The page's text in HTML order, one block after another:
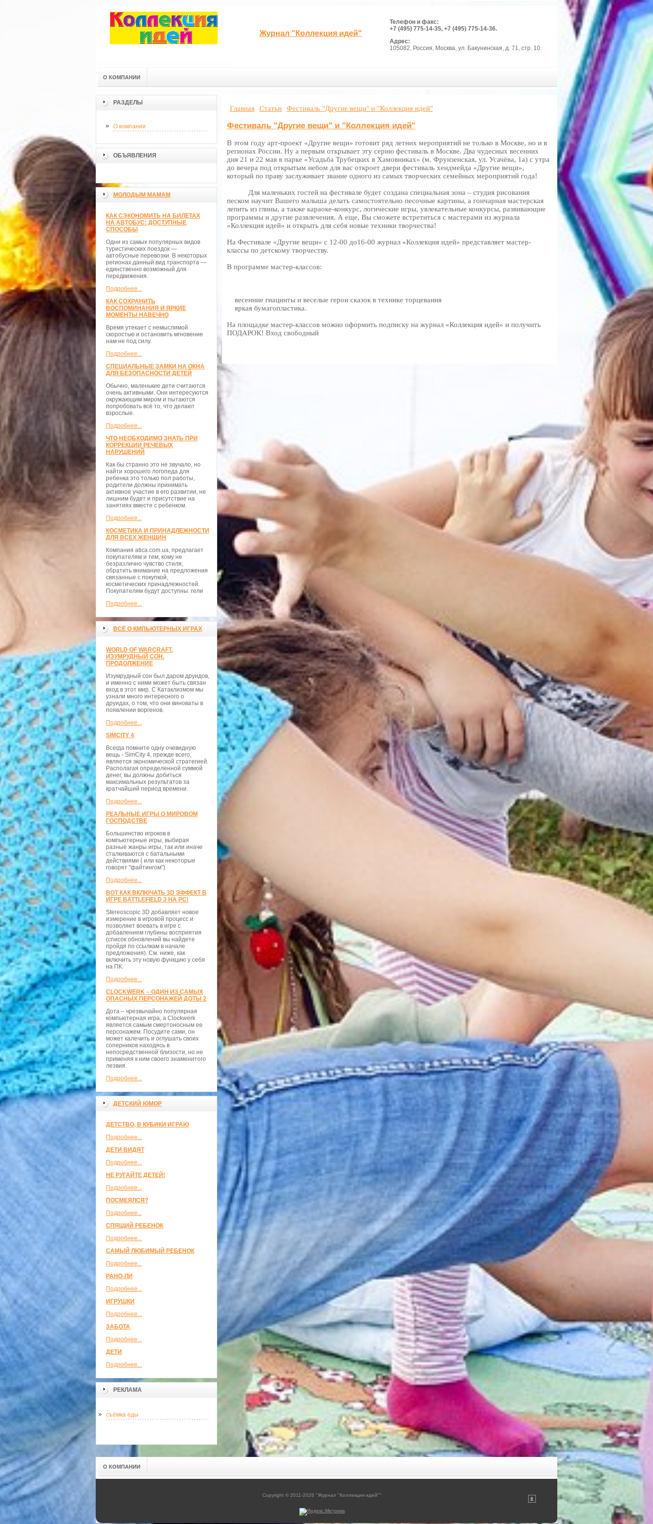
Журнал "Коллекция идей"
Телефон и факс:
+7 (495) 775-14-35, +7 (495) 775-14-36.
Адрес:
105082, Россия, Москва, ул. Бакунинская, д. 71, стр. 10.
О КОМПАНИИ
РАЗДЕЛЫ
О компании
ОБЪЯВЛЕНИЯ
МОЛОДЫМ МАМАМ
КАК СЭКОНОМИТЬ НА БИЛЕТАХ
НА АВТОБУС: ДОСТУПНЫЕ
СПОСОБЫ
Одни из самых популярных видов
туристических поездок —
автобусные перевозки. В некоторых
регионах данный вид транспорта —
единственно возможный для
передвижения.
Подробнее...
КАК СОХРАНИТЬ
ВОСПОМИНАНИЯ И ЯРКИЕ
МОМЕНТЫ НАВЕЧНО
Время утекает с немыслимой
скоростью и остановить мгновение
нам не под силу.
Подробнее...
СПЕЦИАЛЬНЫЕ ЗАМКИ НА ОКНА
ДЛЯ БЕЗОПАСНОСТИ ДЕТЕЙ
Обычно, маленькие дети считаются
очень активными. Они интересуются
окружающим миром и пытаются
попробовать всё то, что делают
взрослые.
Подробнее...
ЧТО НЕОБХОДИМО ЗНАТЬ ПРИ
КОРРЕКЦИИ РЕЧЕВЫХ
НАРУШЕНИЙ
Как бы странно это не звучало, но
найти хорошего логопеда для
ребенка это только пол работы,
родители должны принимать
активное участие в его развитии, не
лишним будет и присутствие на
занятиях вместе с ребенком.
Подробнее...
КОСМЕТИКА И ПРИНАДЛЕЖНОСТИ
ДЛЯ ВСЕХ ЖЕНЩИН
Компания atica.com.ua, предлагает
покупателям и тем, кому не
безразлично чувство стиля,
обратить внимание на предложения
связанные с покупкой,
косметических принадлежностей.
Покупателям будут доступны: гели
Подробнее...
ВСЁ О КМПЬЮТЕРНЫХ ИГРАХ
WORLD OF WARCRAFT.
ИЗУМРУДНЫЙ СОН.
ПРОДОЛЖЕНИЕ
Изумрудный сон был даром друидов,
и именно с ними может быть связан
вход в этот мир. С Катаклизмом мы
узнали много интересного о
друидах, о том, что они виноваты в
появлении воргенов.
Подробнее...
SIMCITY 4
Всегда помните одну очевидную
вещь - SimCity 4, прежде всего,
является экономической стратегией.
Располагая определенной суммой
денег, вы должны добиться
максимальных результатов за
кратчайший период времени.
Подробнее...
РЕАЛЬНЫЕ ИГРЫ О МИРОВОМ
ГОСПОДСТВЕ
Большинство игроков в
компьютерные игры, выбирая
разные жанры игры, так или иначе
сталкиваются с батальными
действиями ( или как некоторые
говорят "файтингом").
Подробнее...
ВОТ КАК ВКЛЮЧАТЬ 3D ЭФФЕКТ В
ИГРЕ BATTLEFIELD 3 НА PC!
Stereoscopic 3D добавляет новое
измерение в игровой процесс и
позволяет воевать в игре с
добавлением глубины восприятия
(список обновлений вы найдете
пройдя по ссылкам в начале
предложения). См. ниже, как
включить эту новую функцию у себя
на ПК.
Подробнее...
CLOCKWERK – ОДИН ИЗ САМЫХ
ОПАСНЫХ ПЕРСОНАЖЕЙ ДОТЫ 2
Дота – чрезвычайно популярная
компьютерная игра, а Clockwerk
является самым смертоносным ее
персонажем. Посудите сами, он
может калечить и оглушать своих
соперников находясь в
непосредственной близости, но не
применяя к ним своего знаменитого
лезвия.
Подробнее...
ДЕТСКИЙ ЮМОР
ДЕТСТВО, В КУБИКИ ИГРАЮ
Подробнее...
ДЕТИ ВИДЯТ
Подробнее...
НЕ РУГАЙТЕ ДЕТЕЙ!
Подробнее...
ПОСМЕЯЛСЯ?
Подробнее...
СПЯЩИЙ РЕБЕНОК
Подробнее...
САМЫЙ ЛЮБИМЫЙ РЕБЕНОК
Подробнее...
РАНО-ЛИ
Подробнее...
ИГРУШКИ
Подробнее...
ЗАБОТА
Подробнее...
ДЕТИ
Подробнее...
РЕКЛАМА
съёмка еды
Главная Статьи Фестиваль "Другие вещи" и "Коллекция идей"
Фестиваль "Другие вещи" и "Коллекция идей"
В этом году арт-проект «Другие вещи» готовит ряд летних мероприятий не только в Москве, но и в
регионах России. Ну а первым открывает эту серию фестиваль в Москве. Два чудесных весенних
дня 21 и 22 мая в парке «Усадьба Трубецких в Хамовниках» (м. Фрунзенская, ул. Усачёва, 1а) с утра
до вечера под открытым небом для вас откроет двери фестиваль хендмейда «Другие вещи»,
который по праву заслуживает звание одного из самых творческих семейных мероприятий года!
Для маленьких гостей на фестивале будет создана специальная зона – студия рисования
песком научит Вашего малыша делать самостоятельно песочные картины, а гончарная мастерская
лепить из глины, а также караоке-конкурс, логические игры, увлекательные конкурсы, развивающие
программы и другие развлечения. А еще, Вы сможете встретиться с мастерами из журнала
«Коллекция идей» и открыть для себя новые техники творчества!
На Фестивале «Другие вещи» с 12-00 до16-00 журнал «Коллекция идей» представляет мастер-
классы по детскому творчеству.
В программе мастер-классов:
весенние гиацинты и веселые герои сказок в технике торцевания
яркая бумагопластика.
На площадке мастер-классов можно оформить подписку на журнал «Коллекция идей» и получить
ПОДАРОК! Вход свободный
О КОМПАНИИ
Copyright © 2011-2026 "Журнал "Коллекция идей""